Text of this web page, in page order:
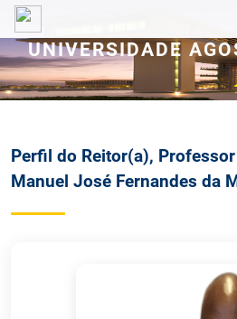
UNIVERSIDADE
Perfil do Reitor(a),
Manuel José Fernandes da